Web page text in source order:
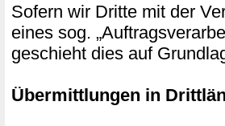
Sofern wir Dritte mit der
eines sog.
geschieht dies auf
Übermittlungen in